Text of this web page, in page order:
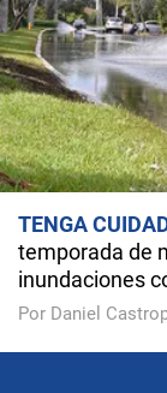
TENGA
temporada de
inundaciones
Por Daniel